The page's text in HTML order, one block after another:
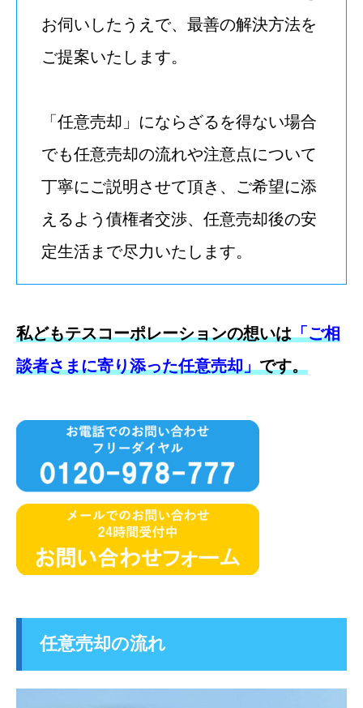
お伺いしたうえで、最善の解決方法を
ご提案いたします。
「任意売却」にならざるを得ない場合
でも任意売却の流れや注意点について
丁寧にご説明させて頂き、ご希望に添
えるよう債権者交渉、任意売却後の安
定生活まで尽力いたします。
私どもテスコーポレーションの想いは「ご相
談者さまに寄り添った任意売却」です。
任意売却の流れ